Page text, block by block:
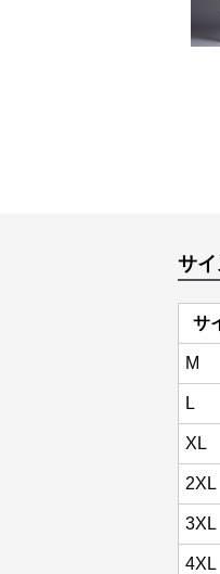
サ
サ
M
L
XL
2XL
3XL
4XL